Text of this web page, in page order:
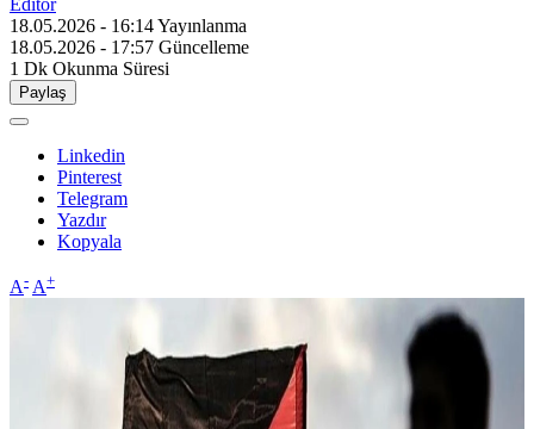
18.05.2026 - 16:14Yayınlanma
18.05.2026 - 17:57 Güncelleme
1 Dk Okunma Süresi
Paylaş
Linkedin
Pinterest
Telegram
Yazdır
Kopyala
A- A+